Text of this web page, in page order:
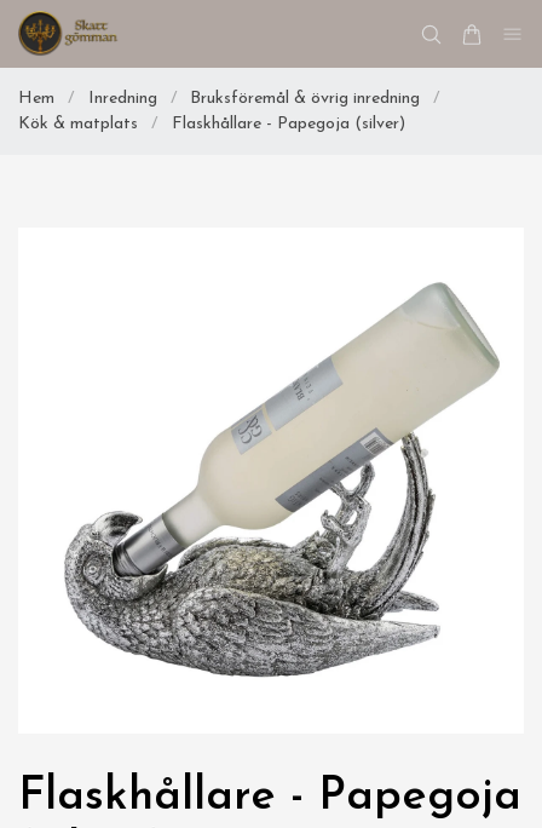
Hem / Inredning / Bruksföremål & övrig inredning
/
Kök & matplats
/ Flaskhållare - Papegoja (silver)
Flaskhållare - Papegoja